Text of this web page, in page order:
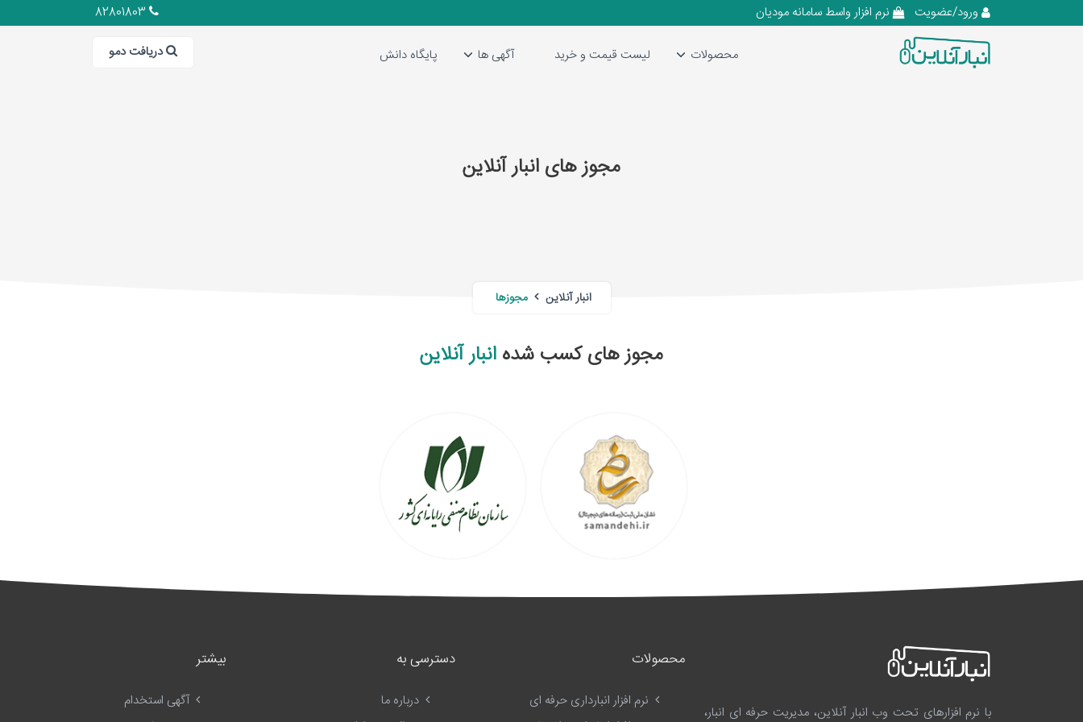
ورود/عضویت نرم افزار واسط سامانه مودیان
دریافت دمو
محصولات لیست قیمت و خرید آگهی ها پایگاه دانش
مجوز های انبار آنلاین
انبار آنلاین مجوزها
مجوز های کسب شده انبار آنلاین
با نرم افزارهای تحت وب انبار آنلاین، مدیریت حرفه ای انبار،
محصولات
نرم افزار انبارداری حرفه ای
دسترسی به
درباره ما
بیشتر
آگهی استخدام